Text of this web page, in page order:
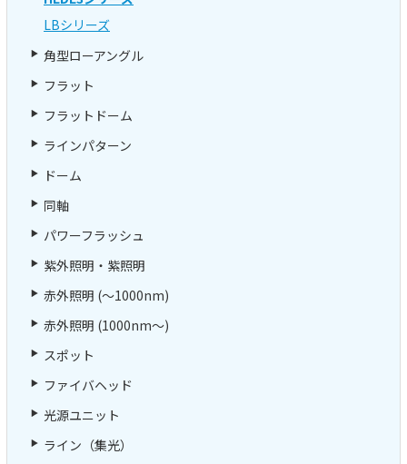
LBシリーズ
角型ローアングル
フラット
フラットドーム
ラインパターン
ドーム
同軸
パワーフラッシュ
紫外照明・紫照明
赤外照明 (～1000nm)
赤外照明 (1000nm～)
スポット
ファイバヘッド
光源ユニット
ライン（集光）